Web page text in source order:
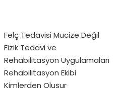
Felç Tedavisi Mucize Değil
Fizik Tedavi ve
Rehabilitasyon Uygulamaları
Rehabilitasyon Ekibi
Kimlerden Oluşur